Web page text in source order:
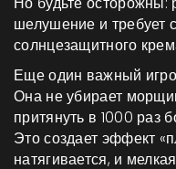
шелушение и требует
солнцезащитного
Еще один важный
Она не убирает
притянуть в 1000 раз
Это создает эффект
натягивается, и